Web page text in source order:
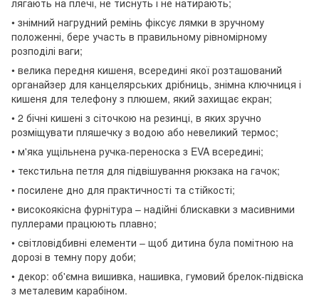
лягають на плечі, не тиснуть і не натирають;
• знімний нагрудний ремінь фіксує лямки в зручному
положенні, бере участь в правильному рівномірному
розподілі ваги;
• велика передня кишеня, всередині якої розташований
органайзер для канцелярських дрібниць, знімна ключниця і
кишеня для телефону з плюшем, який захищає екран;
• 2 бічні кишені з сіточкою на резинці, в яких зручно
розміщувати пляшечку з водою або невеликий термос;
• м'яка ущільнена ручка-переноска з EVA всередині;
• текстильна петля для підвішування рюкзака на гачок;
• посилене дно для практичності та стійкості;
• високоякісна фурнітура – надійні блискавки з масивними
пуллерами працюють плавно;
• світловідбивні елементи – щоб дитина була помітною на
дорозі в темну пору доби;
• декор: об'ємна вишивка, нашивка, гумовий брелок-підвіска
з металевим карабіном.